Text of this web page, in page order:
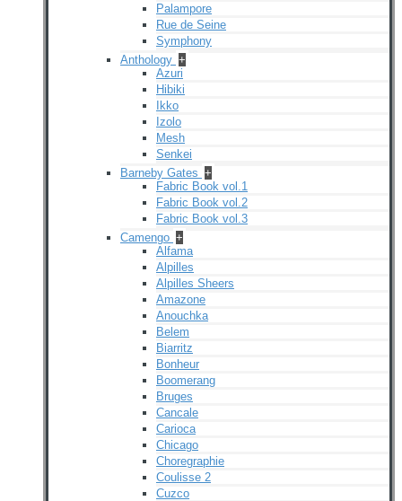
Palampore
Rue de Seine
Symphony
Anthology +
Azuri
Hibiki
Ikko
Izolo
Mesh
Senkei
Barneby Gates +
Fabric Book vol.1
Fabric Book vol.2
Fabric Book vol.3
Camengo +
Alfama
Alpilles
Alpilles Sheers
Amazone
Anouchka
Belem
Biarritz
Bonheur
Boomerang
Bruges
Cancale
Carioca
Chicago
Choregraphie
Coulisse 2
Cuzco